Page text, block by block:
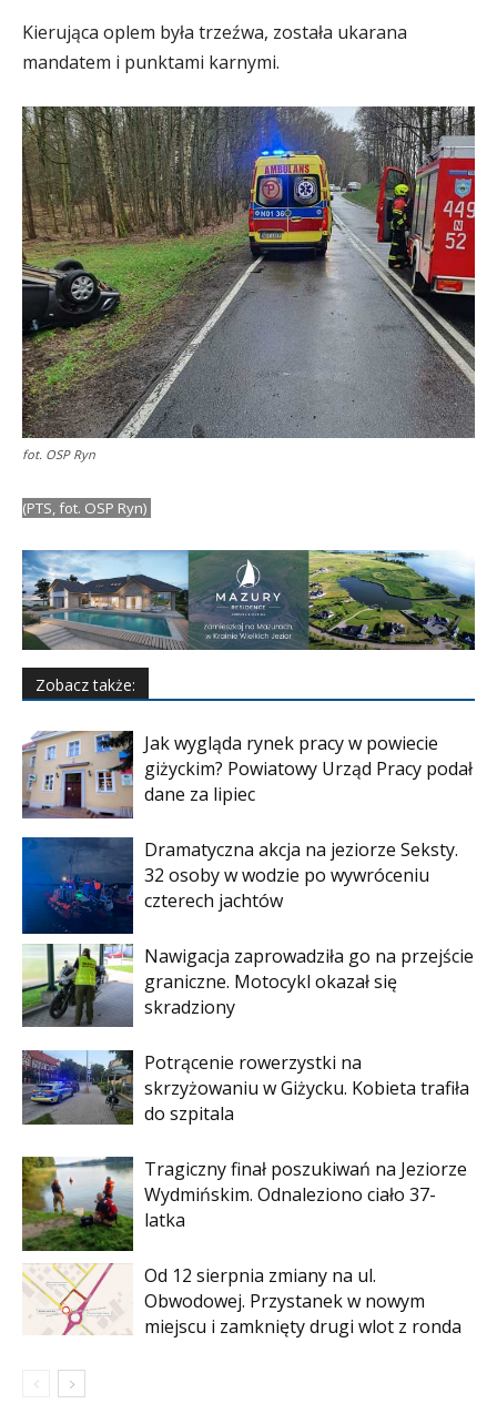
Kierująca oplem była trzeźwa, została ukarana
mandatem i punktami karnymi.
fot. OSP Ryn
(PTS, fot. OSP Ryn)
Zobacz także:
Jak wygląda rynek pracy w powiecie
giżyckim? Powiatowy Urząd Pracy podał
dane za lipiec
Dramatyczna akcja na jeziorze Seksty.
32 osoby w wodzie po wywróceniu
czterech jachtów
Nawigacja zaprowadziła go na przejście
graniczne. Motocykl okazał się
skradziony
Potrącenie rowerzystki na
skrzyżowaniu w Giżycku. Kobieta trafiła
do szpitala
Tragiczny finał poszukiwań na Jeziorze
Wydmińskim. Odnaleziono ciało 37-
latka
Od 12 sierpnia zmiany na ul.
Obwodowej. Przystanek w nowym
miejscu i zamknięty drugi wlot z ronda